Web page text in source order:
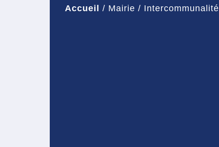
Accueil / Mairie / Intercommunalité